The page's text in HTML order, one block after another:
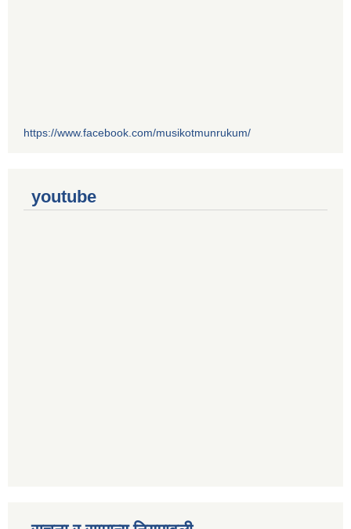
https://www.facebook.com/musikotmunrukum/
youtube